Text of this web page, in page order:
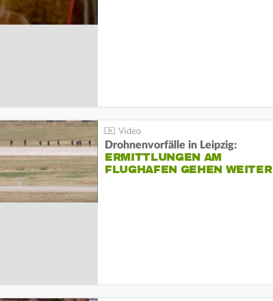
Drohnenvorfälle in Leipzig:
ERMITTLUNGEN AM
FLUGHAFEN GEHEN WEITER